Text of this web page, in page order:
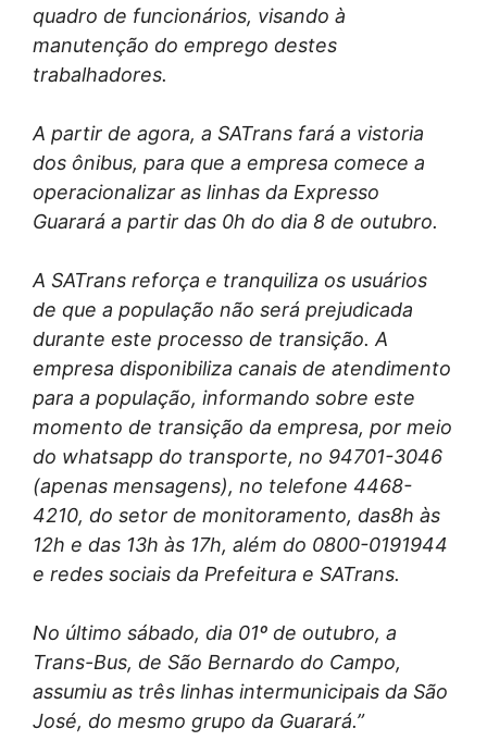
quadro de funcionários, visando à
manutenção do emprego destes
trabalhadores.
A partir de agora, a SATrans fará a vistoria
dos ônibus, para que a empresa comece a
operacionalizar as linhas da Expresso
Guarará a partir das 0h do dia 8 de outubro.
A SATrans reforça e tranquiliza os usuários
de que a população não será prejudicada
durante este processo de transição. A
empresa disponibiliza canais de atendimento
para a população, informando sobre este
momento de transição da empresa, por meio
do whatsapp do transporte, no 94701-3046
(apenas mensagens), no telefone 4468-
4210, do setor de monitoramento, das8h às
12h e das 13h às 17h, além do 0800-0191944
e redes sociais da Prefeitura e SATrans.
No último sábado, dia 01º de outubro, a
Trans-Bus, de São Bernardo do Campo,
assumiu as três linhas intermunicipais da São
José, do mesmo grupo da Guarará.”